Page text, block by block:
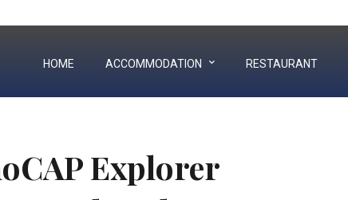
HOME ACCOMMODATION RESTAURANT
Explorer